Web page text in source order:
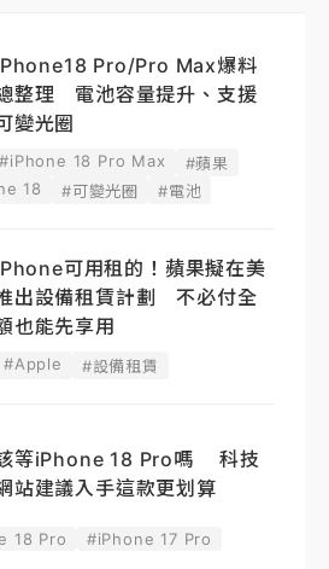
Pro/Pro Max爆料
整理 電池容量提升、支援
變光圈
#iPhone 18 Pro Max
#蘋果
18 #可變光圈 #電池
可用租的！蘋果擬在美
出設備租賃計劃 不必付全
也能先享用
#Apple #設備租賃
等iPhone 18 Pro嗎 科技
站建議入手這款更划算
18 Pro #iPhone 17 Pro